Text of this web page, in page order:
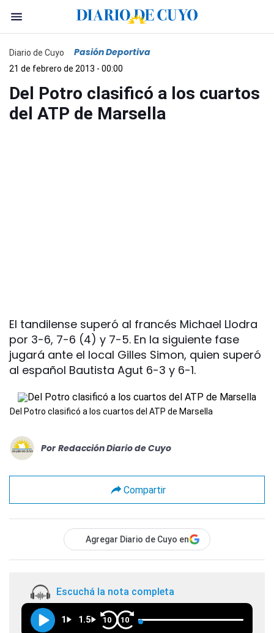
Diario de Cuyo Pasión Deportiva
21 de febrero de 2013 - 00:00
Del Potro clasificó a los cuartos
del ATP de Marsella
El tandilense superó al francés Michael Llodra
por 3-6, 7-6 (4) y 7-5. En la siguiente fase
jugará ante el local Gilles Simon, quien superó
al español Bautista Agut 6-3 y 6-1.
Del Potro clasificó a los cuartos del ATP de Marsella
Por Redacción Diario de Cuyo
Compartir
Agregar Diario de Cuyo en
Escuchá la nota completa
1 1.5 10 10